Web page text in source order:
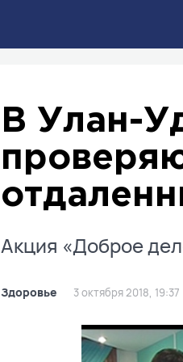
В Улан-
Акция «Доброе
Здоровье 3 октября 2018, 19:37